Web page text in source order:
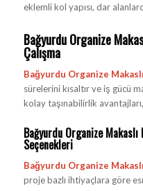
eklemli kol yapısı, dar
Bağyurdu Organize
Çalışma
Bağyurdu Organize
sürelerini kısaltır ve iş gücü
kolay taşınabilirlik
Bağyurdu Organize
Seçenekleri
Bağyurdu Organize
proje bazlı ihtiyaçlara göre